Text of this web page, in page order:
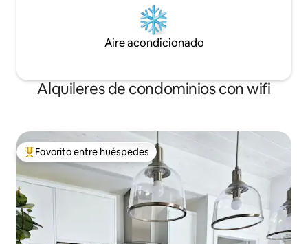
Aire acondicionado
Alquileres de condominios con wifi
De los mejores en Favorito entre huéspedes
Favorito entre huéspedes